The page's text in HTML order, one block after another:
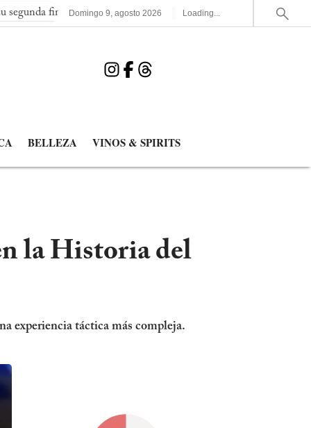
consecutiva del Mundial España elimina a Francia y
Domingo 9,agosto 2026 Loading...
BELLEZA VINOS & SPIRITS
la Historia del
experiencia táctica más compleja.